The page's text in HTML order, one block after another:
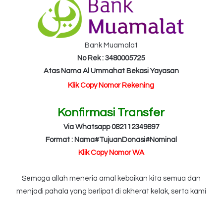
Bank Muamalat
No Rek : 3480005725
Atas Nama Al Ummahat Bekasi Yayasan
Klik Copy Nomor Rekening
Konfirmasi Transfer
Via Whatsapp 082112349897
Format : Nama#TujuanDonasi#Nominal
Klik Copy Nomor WA
Semoga allah meneria amal kebaikan kita semua dan
menjadi pahala yang berlipat di akherat kelak, serta kami